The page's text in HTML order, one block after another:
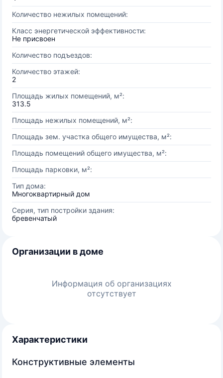
Количество нежилых помещений:
Класс энергетической эффективности:
Не присвоен
Количество подъездов:
Количество этажей:
2
Площадь жилых помещений, м²:
313.5
Площадь нежилых помещений, м²:
Площадь зем. участка общего имущества, м²:
Площадь помещений общего имущества, м²:
Площадь парковки, м²:
Тип дома:
Многоквартирный дом
Серия, тип постройки здания:
бревенчатый
Организации в доме
Информация об организациях
отсутствует
Характеристики
Конструктивные элементы